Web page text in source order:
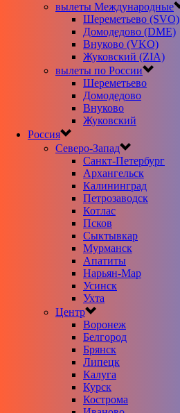
вылеты Международные
Шереметьево (SVO)
Домодедово (DME)
Внуково (VKO)
Жуковский (ZIA)
вылеты по России
Шереметьево
Домодедово
Внуково
Жуковский
Россия
Северо-Запад
Санкт-Петербург
Архангельск
Калининград
Петрозаводск
Котлас
Псков
Сыктывкар
Мурманск
Апатиты
Нарьян-Мар
Усинск
Ухта
Центр
Воронеж
Белгород
Брянск
Липецк
Калуга
Курск
Кострома